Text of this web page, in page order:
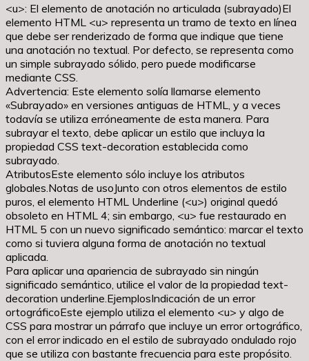
<u>: El elemento de anotación no articulada (subrayado)El
elemento HTML <u> representa un tramo de texto en línea
que debe ser renderizado de forma que indique que tiene
una anotación no textual. Por defecto, se representa como
un simple subrayado sólido, pero puede modificarse
mediante CSS.
Advertencia: Este elemento solía llamarse elemento
«Subrayado» en versiones antiguas de HTML, y a veces
todavía se utiliza erróneamente de esta manera. Para
subrayar el texto, debe aplicar un estilo que incluya la
propiedad CSS text-decoration establecida como
subrayado.
AtributosEste elemento sólo incluye los atributos
globales.Notas de usoJunto con otros elementos de estilo
puros, el elemento HTML Underline (<u>) original quedó
obsoleto en HTML 4; sin embargo, <u> fue restaurado en
HTML 5 con un nuevo significado semántico: marcar el texto
como si tuviera alguna forma de anotación no textual
aplicada.
Para aplicar una apariencia de subrayado sin ningún
significado semántico, utilice el valor de la propiedad text-
decoration underline.EjemplosIndicación de un error
ortográficoEste ejemplo utiliza el elemento <u> y algo de
CSS para mostrar un párrafo que incluye un error ortográfico,
con el error indicado en el estilo de subrayado ondulado rojo
que se utiliza con bastante frecuencia para este propósito.